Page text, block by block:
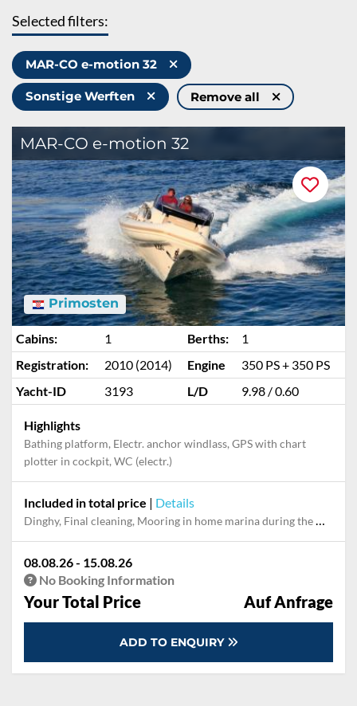
Selected filters:
MAR-CO e-motion 32
Sonstige Werften Remove all
MAR-CO e-motion 32
Primosten
Cabins: 1 Berths:
1
Registration:
2010 (2014) Engine
350 PS + 350 PS
Yacht-ID
3193 L/D 9.98 / 0.60
Highlights
Bathing platform, Electr. anchor windlass, GPS with chart
plotter in cockpit, WC (electr.)
Included in total price | Details
Dinghy, Final cleaning, Mooring in home marina during the whole charter, Outboard engine, Permit / Transitlog, Pillow, blanket, sheets, duvet cover
08.08.26 - 15.08.26
No Booking Information
Your Total Price Auf Anfrage
ADD TO ENQUIRY